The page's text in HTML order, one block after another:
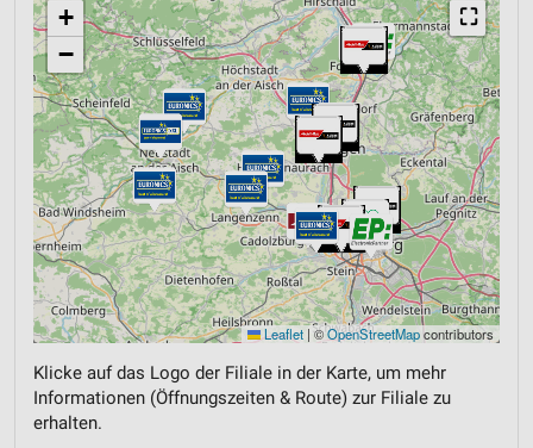
⛶
+
−
Leaflet |©OpenStreetMapcontributors
Klicke auf das Logo der Filiale in der Karte, um mehr
Informationen (Öffnungszeiten & Route) zur Filiale zu
erhalten.